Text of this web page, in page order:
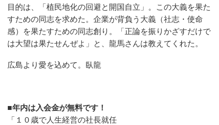
目的は、「植民地化の回避と開国自立」。この大義を果た
すための同志を求めた。企業が背負う大義（社志・使命
感）を果たすための同志創り。「正論を振りかざすだけで
は大望は果たせんぜよ」と、龍馬さんは教えてくれた。
広島より愛を込めて。臥龍
■年内は入会金が無料です！
「１０歳で人生経営の社長就任